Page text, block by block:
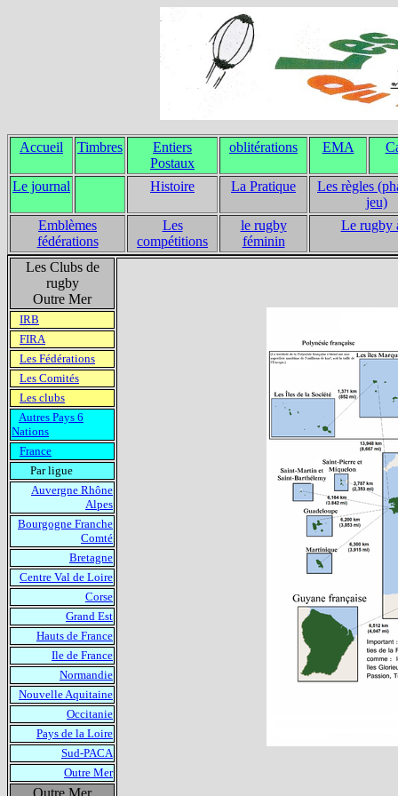
Accueil Timbres
Entiers
Postaux
oblitérations EMA
Le journal Histoire La Pratique
Les règles
jeu)
Emblèmes
fédérations
Les
compétitions
le rugby
féminin
Le rugby
Les Clubs de
rugby
Outre Mer
IRB
FIRA
Les Fédérations
Les Comités
Les clubs
Autres Pays 6
Nations
France
Par ligue
Auvergne Rhône
Alpes
Bourgogne Franche
Comté
Bretagne
Centre Val de Loire
Corse
Grand Est
Hauts de France
Ile de France
Normandie
Nouvelle Aquitaine
Occitanie
Pays de la Loire
Sud-PACA
Outre Mer
Outre Mer